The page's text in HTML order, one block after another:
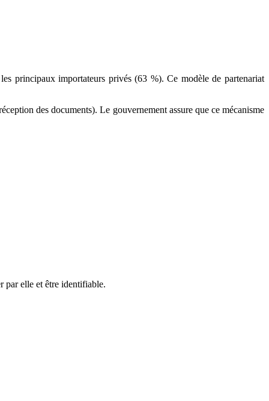
principaux importateurs privés (63 %). Ce modèle de partenariat
des documents). Le gouvernement assure que ce mécanisme
par elle et être identifiable.